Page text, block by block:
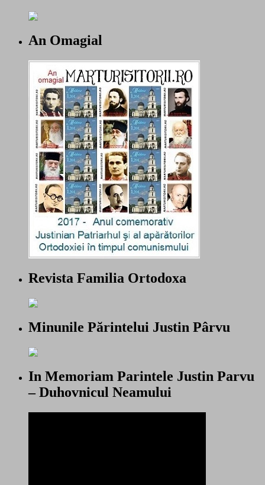
An Omagial
Revista Familia Ortodoxa
Minunile Părintelui Justin Pârvu
In Memoriam Parintele Justin Parvu
– Duhovnicul Neamului